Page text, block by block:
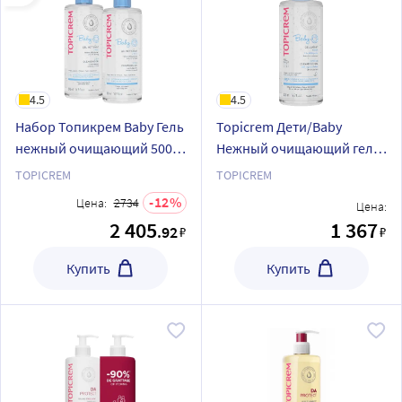
4.5
Набор Топикрем Baby Гель
нежный очищающий 500
мл из 2 уп со скидкой
TOPICREM
Цена: 2734 12
2 405.92₽
Купить
4.5
Topicrem Дети/Baby
Нежный очищающий гель
для тела и волос для
раздражения 500 мл
TOPICREM
Цена:
1 367₽
Купить